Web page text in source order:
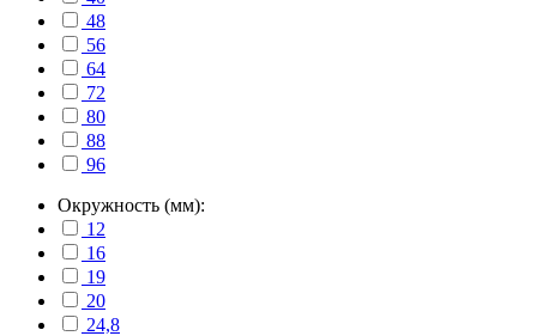
48
56
64
72
80
88
96
Окружность (мм):
12
16
19
20
24,8